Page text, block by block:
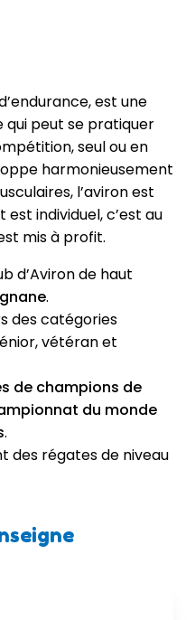
est une
peut se pratiquer
seul ou en
harmonieusement
l’aviron est
individuel, c’est au
mis à profit.
d’Aviron de haut
.
des catégories
vétéran et
de champions de
du monde
.
des régates de niveau